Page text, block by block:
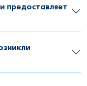
предоставляет